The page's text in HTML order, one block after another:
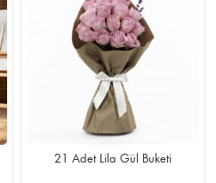
21 Adet Lila Gül Buketi